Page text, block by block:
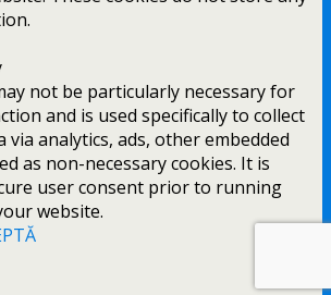
not be particularly necessary for
and is used specifically to collect
via analytics, ads, other embedded
as non-necessary cookies. It is
user consent prior to running
website.